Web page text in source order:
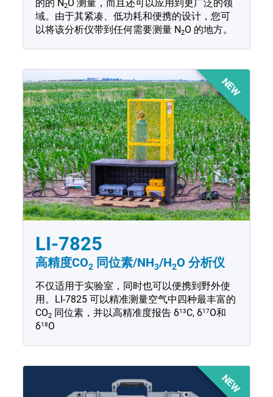
的的 N2O测量，而且还可以应用到更广泛的领
域。由于其紧凑、低功耗和便携的设计，您可
以将该分析仪带到任何需要测量 N2O 的地方。
NEW
LI-7825
高精度CO2 同位素/NH3/H2O 分析仪
不仅适用于实验室，同时也可以便携到野外使
用。LI-7825 可以精准测量空气中四种最丰富的
CO2 同位素，并以高精准度报告δ13C,δ17O和
δ18O
NEW